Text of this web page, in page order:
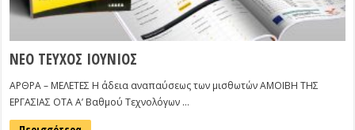
ΝΕΟ ΤΕΥΧΟΣ ΙΟΥΝΙΟΣ
ΑΡΘΡΑ – ΜΕΛΕΤΕΣ Η άδεια αναπαύσεως των μισθωτών ΑΜΟΙΒΗ ΤΗΣ
ΕΡΓΑΣΙΑΣ ΟΤΑ Α’ Βαθμού Τεχνολόγων …